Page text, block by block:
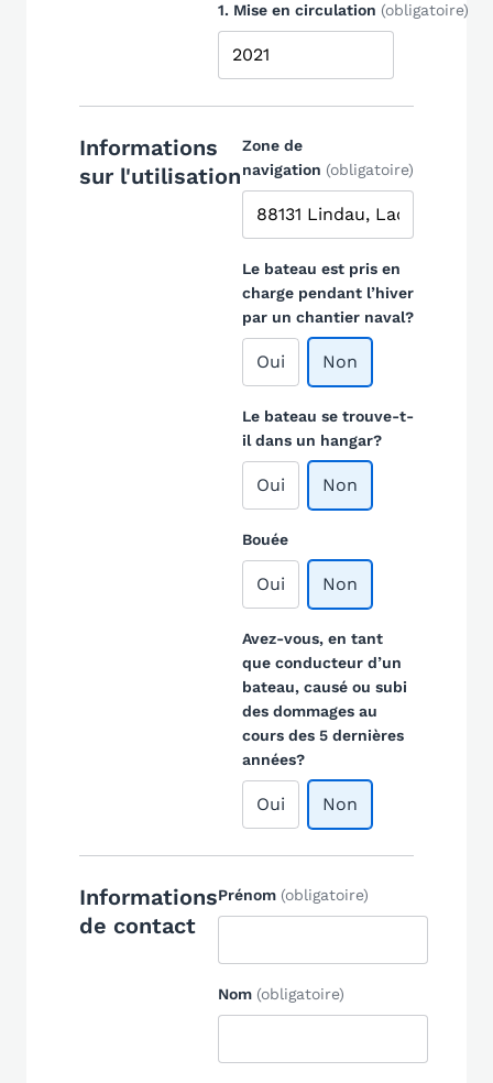
1. Mise en circulation (obligatoire)
Informations
sur l'utilisation
Zone de
navigation (obligatoire)
Le bateau est pris en
charge pendant l’hiver
par un chantier naval?
Oui Non
Le bateau se trouve-t-
il dans un hangar?
Oui Non
Bouée
Oui Non
Avez-vous, en tant
que conducteur d’un
bateau, causé ou subi
des dommages au
cours des 5 dernières
années?
Oui Non
Informations
de contact
Prénom (obligatoire)
Nom (obligatoire)